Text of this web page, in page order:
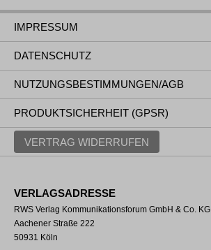
IMPRESSUM
DATENSCHUTZ
NUTZUNGSBESTIMMUNGEN/AGB
PRODUKTSICHERHEIT (GPSR)
VERTRAG WIDERRUFEN
VERLAGSADRESSE
RWS Verlag Kommunikationsforum GmbH & Co. KG
Aachener Straße 222
50931 Köln